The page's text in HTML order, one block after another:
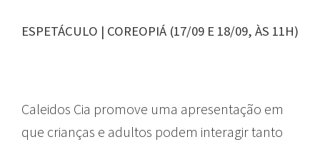
ESPETÁCULO | COREOPIÁ (17/09 E 18/09, ÀS 11H)
Caleidos Cia promove uma apresentação em
que crianças e adultos podem interagir tanto